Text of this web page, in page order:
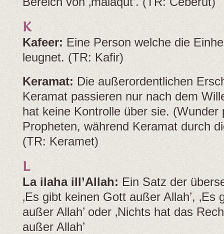
K
Kafeer: Eine Person welche die
leugnet. (TR: Kafir)
Keramat: Die außerordentlichen
Keramat passieren nur nach dem
hat keine Kontrolle über sie. (Wunder
Propheten, während Keramat durch
(TR: Keramet)
L
La ilaha ill’Allah: Ein Satz der
‚Es gibt keinen Gott außer Allah’, ‚Es
außer Allah’ oder ‚Nichts hat das
außer Allah’